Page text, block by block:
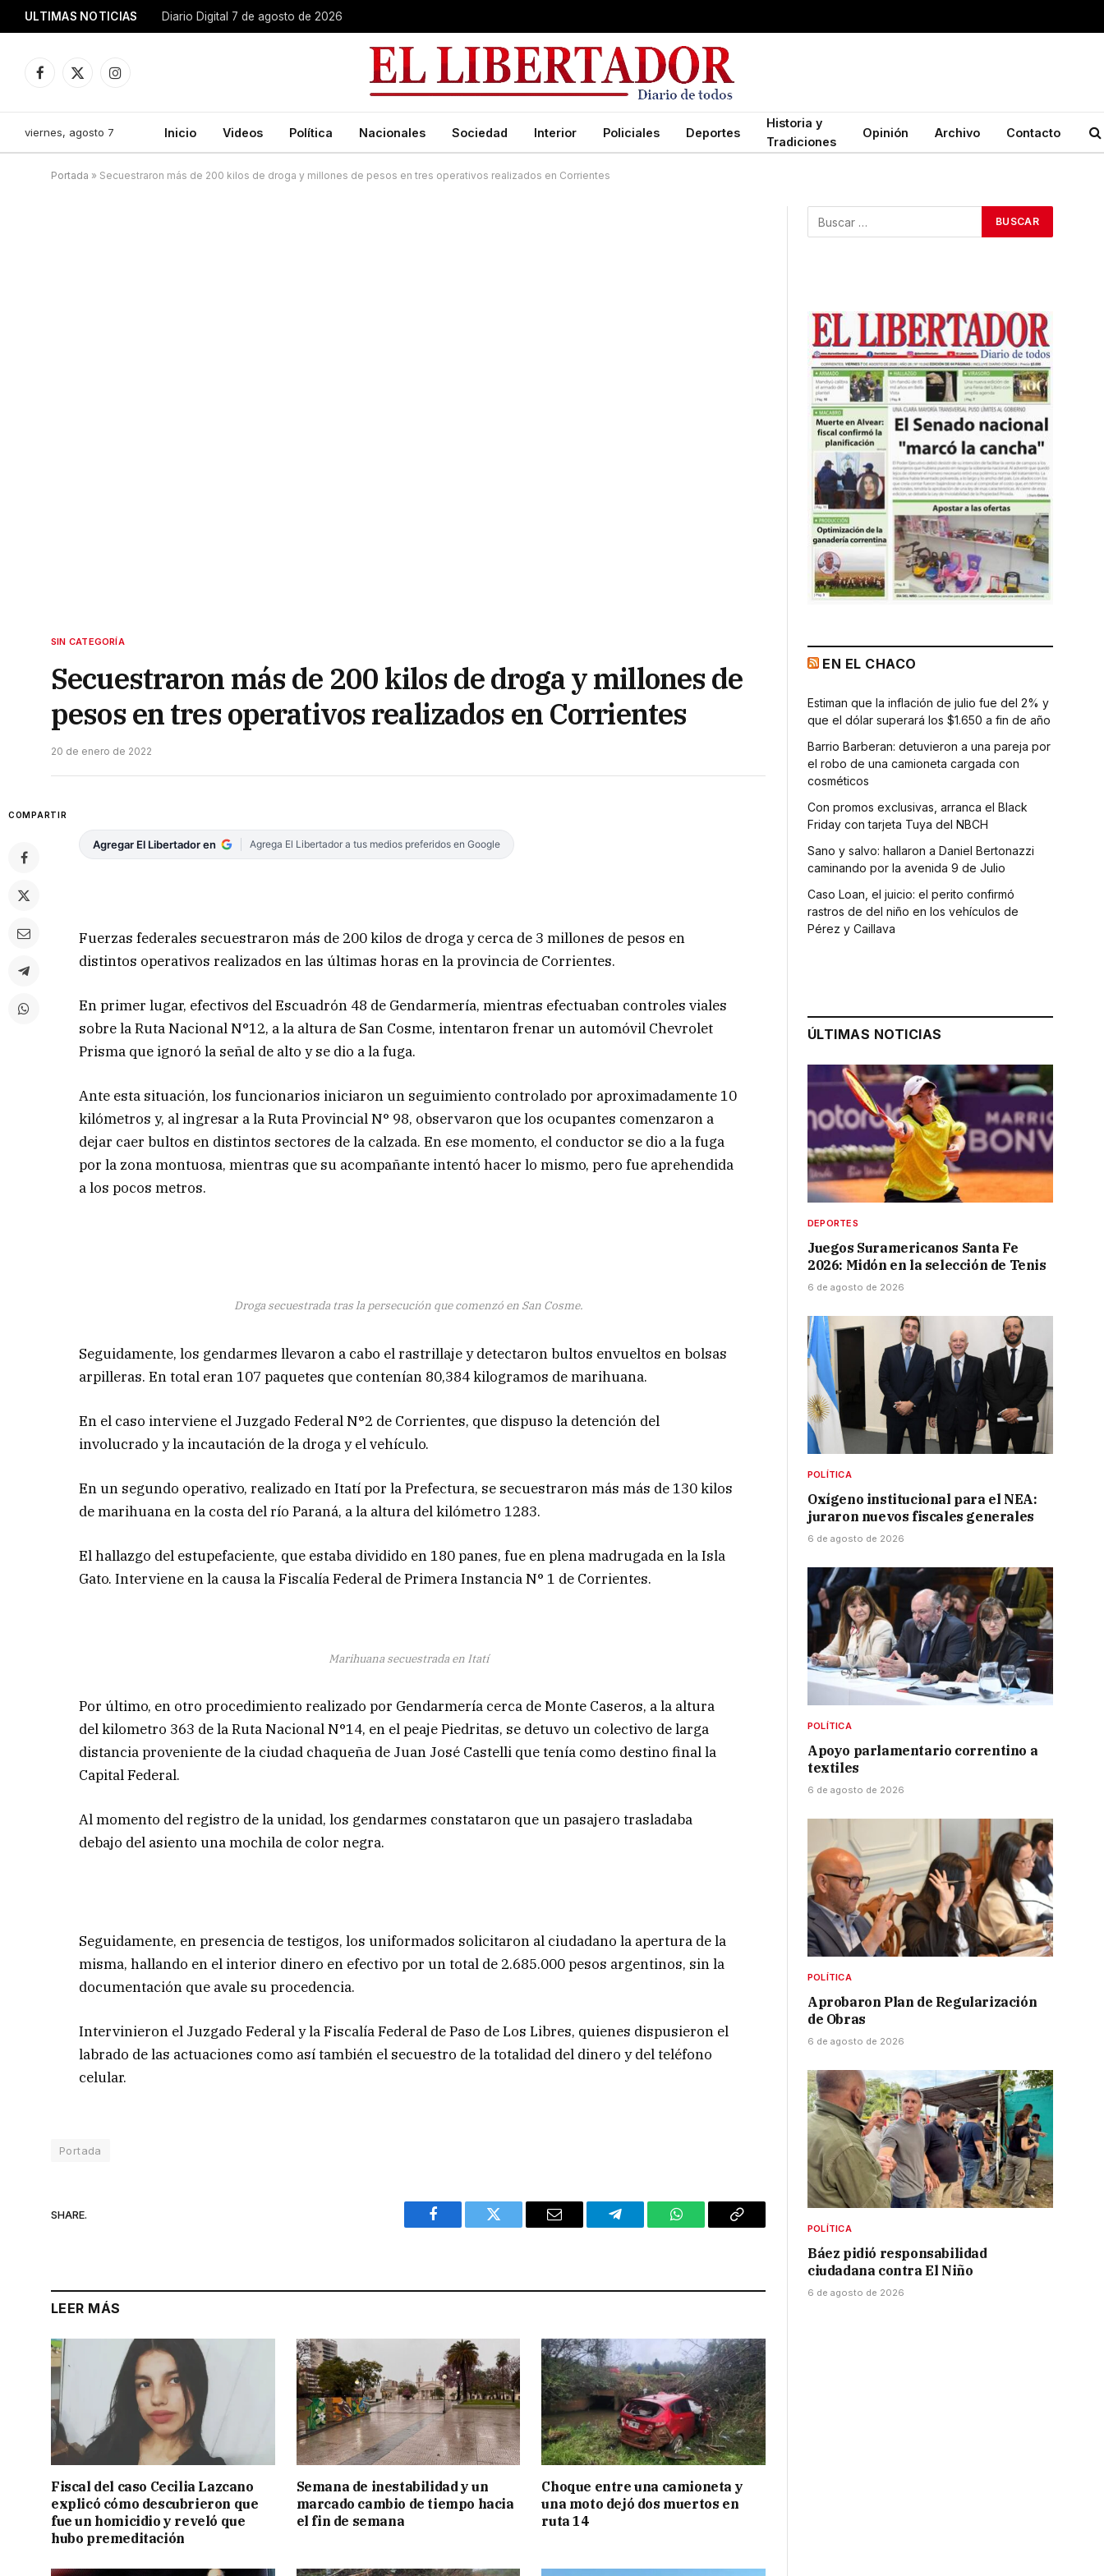
ULTIMAS NOTICIAS Diario Digital 7 de agosto de 2026
Facebook
X
Instagram
viernes, agosto 7 Inicio Videos Política Nacionales Sociedad Interior Policiales Deportes
Historia y
Tradiciones
Opinión Archivo Contacto
Portada » Secuestraron más de 200 kilos de droga y millones de pesos en tres operativos realizados en Corrientes
SIN CATEGORÍA
Secuestraron más de 200 kilos de droga y millones de
pesos en tres operativos realizados en Corrientes
20 de enero de 2022
COMPARTIR
Agregar El Libertador en Agrega El Libertador a tus medios preferidos en Google
Fuerzas federales secuestraron más de 200 kilos de droga y cerca de 3 millones de pesos en
distintos operativos realizados en las últimas horas en la provincia de Corrientes.
En primer lugar, efectivos del Escuadrón 48 de Gendarmería, mientras efectuaban controles viales
sobre la Ruta Nacional N°12, a la altura de San Cosme, intentaron frenar un automóvil Chevrolet
Prisma que ignoró la señal de alto y se dio a la fuga.
Ante esta situación, los funcionarios iniciaron un seguimiento controlado por aproximadamente 10
kilómetros y, al ingresar a la Ruta Provincial N° 98, observaron que los ocupantes comenzaron a
dejar caer bultos en distintos sectores de la calzada. En ese momento, el conductor se dio a la fuga
por la zona montuosa, mientras que su acompañante intentó hacer lo mismo, pero fue aprehendida
a los pocos metros.
Droga secuestrada tras la persecución que comenzó en San Cosme.
Seguidamente, los gendarmes llevaron a cabo el rastrillaje y detectaron bultos envueltos en bolsas
arpilleras. En total eran 107 paquetes que contenían 80,384 kilogramos de marihuana.
En el caso interviene el Juzgado Federal N°2 de Corrientes, que dispuso la detención del
involucrado y la incautación de la droga y el vehículo.
En un segundo operativo, realizado en Itatí por la Prefectura, se secuestraron más más de 130 kilos
de marihuana en la costa del río Paraná, a la altura del kilómetro 1283.
El hallazgo del estupefaciente, que estaba dividido en 180 panes, fue en plena madrugada en la Isla
Gato. Interviene en la causa la Fiscalía Federal de Primera Instancia N° 1 de Corrientes.
Marihuana secuestrada en Itatí
Por último, en otro procedimiento realizado por Gendarmería cerca de Monte Caseros, a la altura
del kilometro 363 de la Ruta Nacional N°14, en el peaje Piedritas, se detuvo un colectivo de larga
distancia proveniente de la ciudad chaqueña de Juan José Castelli que tenía como destino final la
Capital Federal.
Al momento del registro de la unidad, los gendarmes constataron que un pasajero trasladaba
debajo del asiento una mochila de color negra.
Seguidamente, en presencia de testigos, los uniformados solicitaron al ciudadano la apertura de la
misma, hallando en el interior dinero en efectivo por un total de 2.685.000 pesos argentinos, sin la
documentación que avale su procedencia.
Intervinieron el Juzgado Federal y la Fiscalía Federal de Paso de Los Libres, quienes dispusieron el
labrado de las actuaciones como así también el secuestro de la totalidad del dinero y del teléfono
celular.
Portada
SHARE.
Facebook Twitter Email Telegram WhatsAppCopy
LEER MÁS
Fiscal del caso Cecilia Lazcano
explicó cómo descubrieron que
fue un homicidio y reveló que
hubo premeditación
Semana de inestabilidad y un
marcado cambio de tiempo hacia
el fin de semana
Choque entre una camioneta y
una moto dejó dos muertos en
ruta 14
EN EL CHACO
Estiman que la inflación de julio fue del 2% y
que el dólar superará los $1.650 a fin de año
Barrio Barberan: detuvieron a una pareja por
el robo de una camioneta cargada con
cosméticos
Con promos exclusivas, arranca el Black
Friday con tarjeta Tuya del NBCH
Sano y salvo: hallaron a Daniel Bertonazzi
caminando por la avenida 9 de Julio
Caso Loan, el juicio: el perito confirmó
rastros de del niño en los vehículos de
Pérez y Caillava
ÚLTIMAS NOTICIAS
DEPORTES
Juegos Suramericanos Santa Fe
2026: Midón en la selección de Tenis
6 de agosto de 2026
POLÍTICA
Oxígeno institucional para el NEA:
juraron nuevos fiscales generales
6 de agosto de 2026
POLÍTICA
Apoyo parlamentario correntino a
textiles
6 de agosto de 2026
POLÍTICA
Aprobaron Plan de Regularización
de Obras
6 de agosto de 2026
POLÍTICA
Báez pidió responsabilidad
ciudadana contra El Niño
6 de agosto de 2026